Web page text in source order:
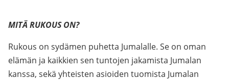
MITÄ RUKOUS ON?
Rukous on sydämen puhetta Jumalalle. Se on oman
elämän ja kaikkien sen tuntojen jakamista Jumalan
kanssa, sekä yhteisten asioiden tuomista Jumalan